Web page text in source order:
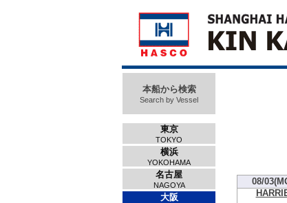
本船から検索
Search by Vessel
東京
TOKYO
横浜
YOKOHAMA
名古屋
NAGOYA
大阪
08/